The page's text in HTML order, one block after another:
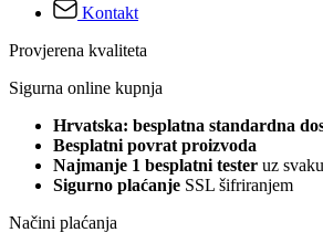
Kontakt
Provjerena kvaliteta
Sigurna online kupnja
Hrvatska: besplatna standardna
Besplatni povrat proizvoda
Najmanje 1 besplatni tester uz
Sigurno plaćanje SSL šifriranjem
Načini plaćanja